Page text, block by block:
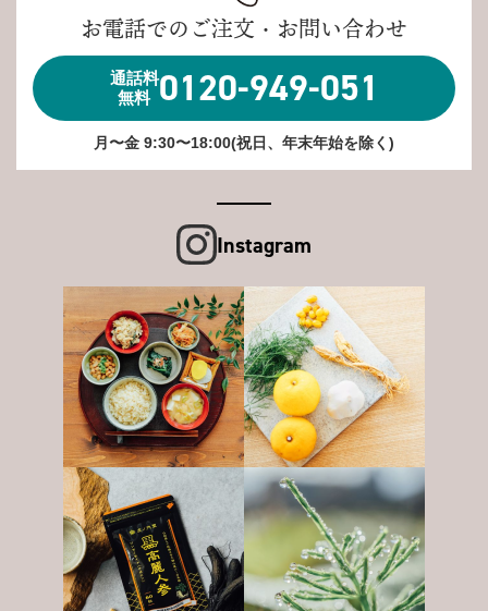
お電話でのご注文・お問い合わせ
通話料
無料 0120-949-051
月〜金 9:30〜18:00(祝日、年末年始を除く)
Instagram